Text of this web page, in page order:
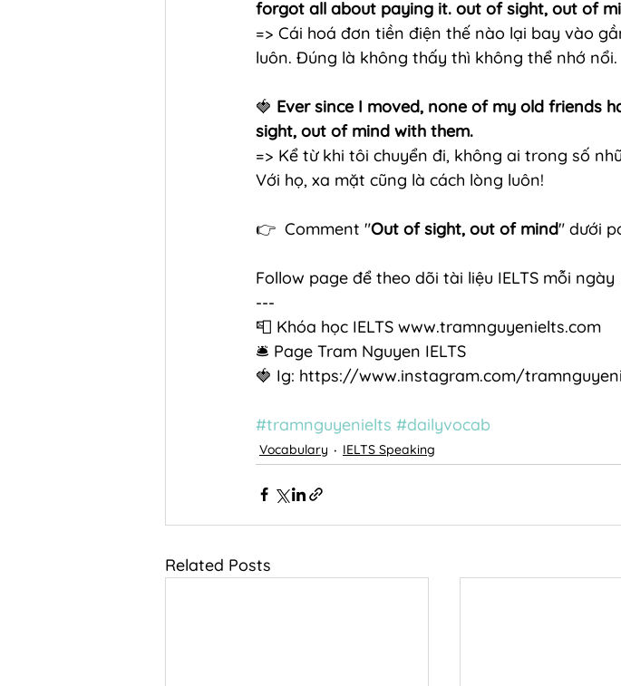
forgot all about paying it. out of sight, out of
=> Cái hoá đơn tiền điện thế nào lại bay vào
luôn. Đúng là không thấy thì không thể nhớ nổi.
🍓 Ever since I moved, none of my old friends
sight, out of mind with them.
=> Kể từ khi tôi chuyển đi, không ai trong số
Với họ, xa mặt cũng là cách lòng luôn!
👉  Comment "Out of sight, out of mind" dưới
Follow page để theo dõi tài liệu IELTS mỗi ngày
---
📮 Khóa học IELTS www.tramnguyenielts.com
🛎 Page Tram Nguyen IELTS
🍓 Ig: https://www.instagram.com/
#tramnguyenielts #dailyvocab
Vocabulary IELTS Speaking
Related Posts